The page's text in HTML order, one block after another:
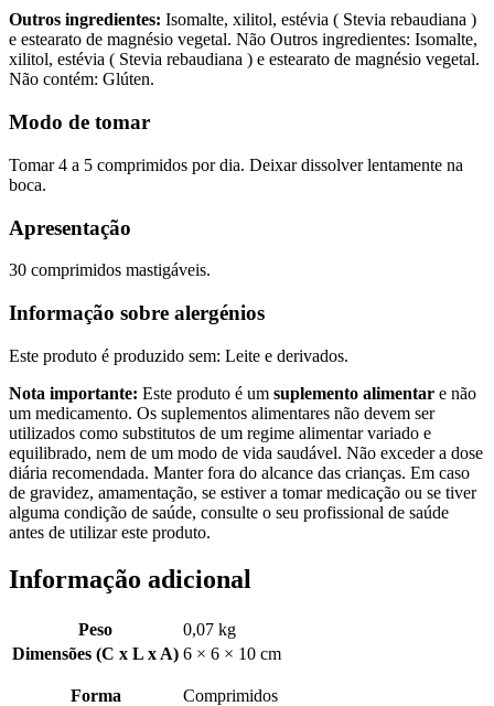
Outros ingredientes: Isomalte, xilitol, estévia ( Stevia rebaudiana )
e estearato de magnésio vegetal. Não Outros ingredientes: Isomalte,
xilitol, estévia ( Stevia rebaudiana ) e estearato de magnésio vegetal.
Não contém: Glúten.
Modo de tomar
Tomar 4 a 5 comprimidos por dia. Deixar dissolver lentamente na
boca.
Apresentação
30 comprimidos mastigáveis.
Informação sobre alergénios
Este produto é produzido sem: Leite e derivados.
Nota importante: Este produto é um suplemento alimentar e não
um medicamento. Os suplementos alimentares não devem ser
utilizados como substitutos de um regime alimentar variado e
equilibrado, nem de um modo de vida saudável. Não exceder a dose
diária recomendada. Manter fora do alcance das crianças. Em caso
de gravidez, amamentação, se estiver a tomar medicação ou se tiver
alguma condição de saúde, consulte o seu profissional de saúde
antes de utilizar este produto.
Informação adicional
Peso
0,07 kg
Dimensões (C x L x A) 6 × 6 × 10 cm
Forma Comprimidos